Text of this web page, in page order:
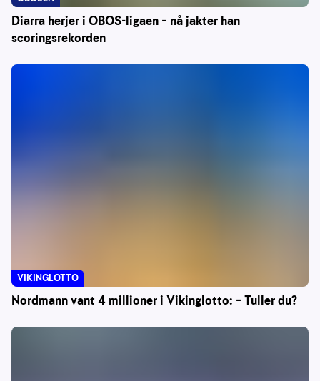
Diarra herjer i OBOS-ligaen – nå jakter han
scoringsrekorden
Nordmann vant 4 millioner i Vikinglotto: – Tuller du?
VIKINGLOTTO